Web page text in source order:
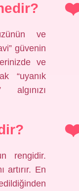
ve
güvenin
ve
“uyanık
rengidir.
artırır. En